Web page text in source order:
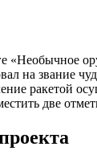
на звание
ракетой
две